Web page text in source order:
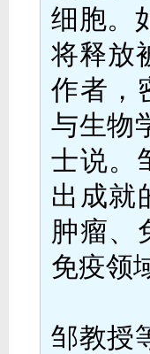
细胞。
将释放
作者，
与生物
士说。
出成就
肿瘤、
免疫领
邹教授